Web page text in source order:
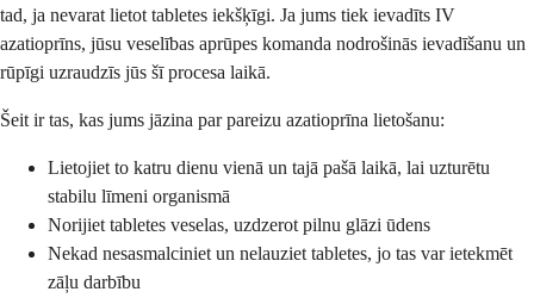
tad, ja nevarat lietot tabletes iekšķīgi. Ja jums tiek ievadīts IV
azatioprīns, jūsu veselības aprūpes komanda nodrošinās ievadīšanu un
rūpīgi uzraudzīs jūs šī procesa laikā.
Šeit ir tas, kas jums jāzina par pareizu azatioprīna lietošanu:
Lietojiet to katru dienu vienā un tajā pašā laikā, lai uzturētu
stabilu līmeni organismā
Norijiet tabletes veselas, uzdzerot pilnu glāzi ūdens
Nekad nesasmalciniet un nelauziet tabletes, jo tas var ietekmēt
zāļu darbību